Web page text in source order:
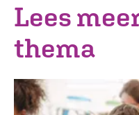
Lees
thema